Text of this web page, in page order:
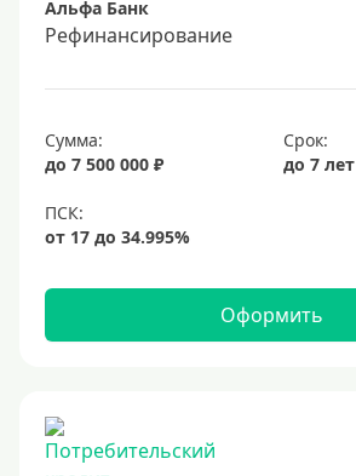
Альфа Банк
Рефинансирование
Сумма:
до 7 500 000 ₽
Срок:
до 7 лет
Оформить